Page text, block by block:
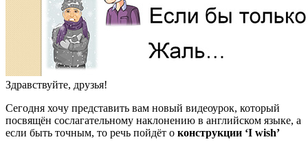
Здравствуйте, друзья!
Сегодня хочу представить вам новый видеоурок, который
посвящён сослагательному наклонению в английском языке, а
если быть точным, то речь пойдёт о конструкции ‘I wish’